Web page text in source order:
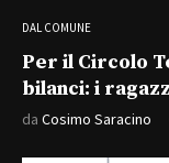
DAL COMUNE
Per il Circolo
bilanci: i
da Cosimo Saracino